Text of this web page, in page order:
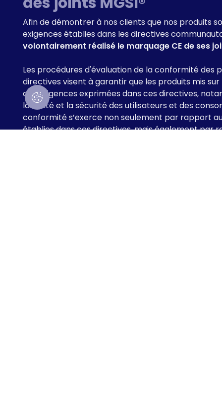
Afin de démontrer à nos clients que nos produits
exigences établies dans les directives
volontairement réalisé le marquage CE de ses
Les procédures d'évaluation de la conformité des
directives visent à garantir que les produits mis
aux exigences exprimées dans ces directives,
la santé et la sécurité des utilisateurs et des
conformité s’exerce non seulement par rapport
établies dans ces directives, mais également par